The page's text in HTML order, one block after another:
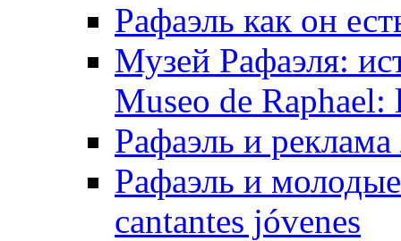
Рафаэль как он
Музей Рафаэля:
Museo de
Рафаэль и
Рафаэль и
cantantes jóvenes